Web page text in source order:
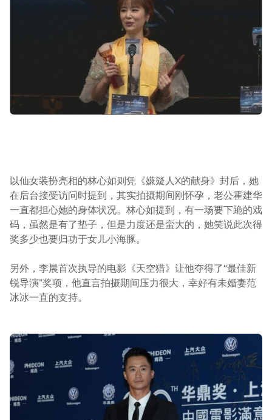
以仙女装扮亮相的林心如则凭《嫌疑人X的献身》封后，她
在后台接受访问时提到，其实拍摄期间刚怀孕，老公霍建华
一直都担心她的身体状况。林心如提到，有一场要下跪的戏
码，虽然是有了垫子，但是力度还是蛮大的，她笑说此次得
奖多少也要归功于女儿小海豚。
另外，李晨首次执导的电影《天空猎》让他夺得了“最佳新
锐导演”奖项，他直言拍摄期间压力很大，幸好有未婚妻范
冰冰一直的支持。